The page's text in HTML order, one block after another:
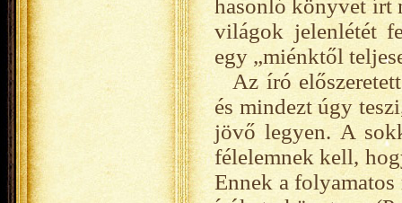
hasonló könyvet írt
világok jelenlétét
egy „miénktől
Az író
és mindezt úgy
jövő legyen. A
félelemnek kell,
Ennek a folyamatos